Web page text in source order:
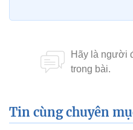
Tin cùng chuyên